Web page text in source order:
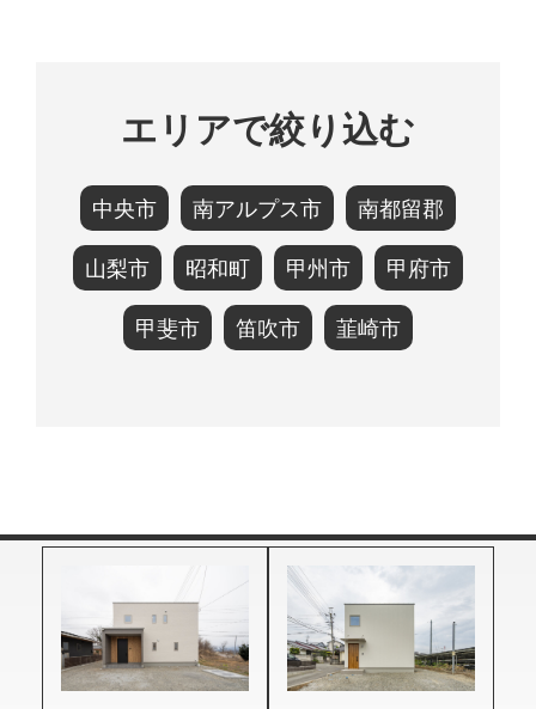
エリアで絞り込む
中央市 南アルプス市 南都留郡
山梨市 昭和町 甲州市 甲府市
甲斐市 笛吹市 韮崎市